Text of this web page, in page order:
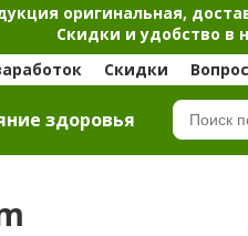
оригинальная,
Скидки и удобство в
Скидки
здоровья